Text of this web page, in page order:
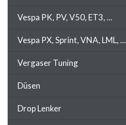
Vespa PK, PV, V50, ET3, ...
Vespa PX, Sprint, VNA, LML, ...
Vergaser Tuning
Düsen
Drop Lenker